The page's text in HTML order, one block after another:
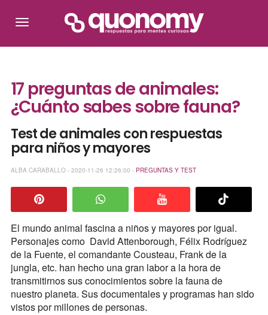
17 preguntas de animales:
¿Cuánto sabes sobre fauna?
Test de animales con respuestas
para niños y mayores
ALBA CARABALLO - 2020-11-26 12:26:00 - PREGUNTAS Y TEST
El mundo animal fascina a niños y mayores por igual.
Personajes como David Attenborough, Félix Rodríguez
de la Fuente, el comandante Cousteau, Frank de la
jungla, etc. han hecho una gran labor a la hora de
transmitirnos sus conocimientos sobre la fauna de
nuestro planeta. Sus documentales y programas han sido
vistos por millones de personas.